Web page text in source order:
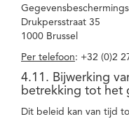
Drukpersstraat 35
1000 Brussel
Per telefoon: +32 (0)2
4.11. Bijwerking
betrekking tot het
Dit beleid kan van tijd